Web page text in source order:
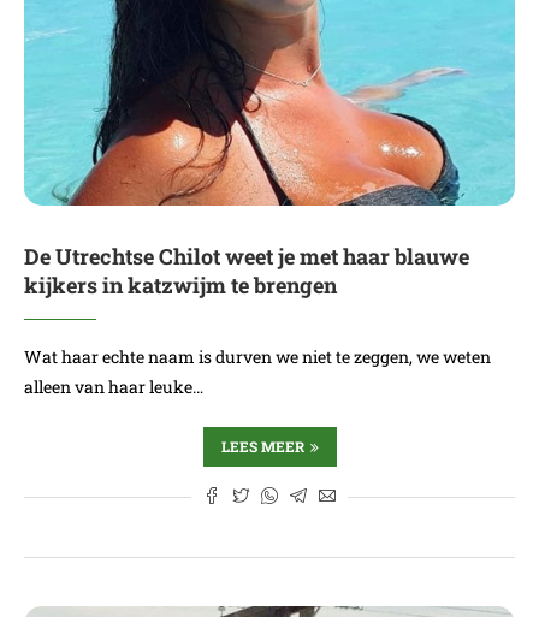
De Utrechtse Chilot weet je met haar blauwe
kijkers in katzwijm te brengen
Wat haar echte naam is durven we niet te zeggen, we weten
alleen van haar leuke…
LEES MEER